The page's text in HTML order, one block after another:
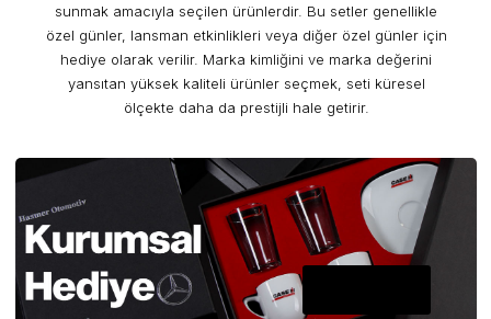
sunmak amacıyla seçilen ürünlerdir. Bu setler genellikle
özel günler, lansman etkinlikleri veya diğer özel günler için
hediye olarak verilir. Marka kimliğini ve marka değerini
yansıtan yüksek kaliteli ürünler seçmek, seti küresel
ölçekte daha da prestijli hale getirir.